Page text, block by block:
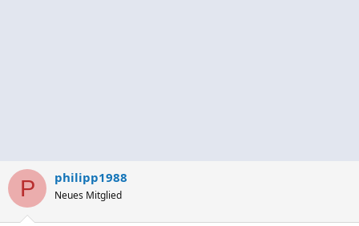
P philipp1988
Neues Mitglied